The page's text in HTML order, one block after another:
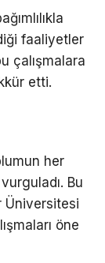
faaliyetler
çalışmalara
etti.
her
Bu
Üniversitesi
öne